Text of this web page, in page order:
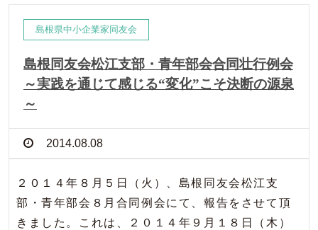
島根県中小企業家同友会
島根同友会松江支部・青年部会合同壮行例会
～実践を通じて感じる“変化”こそ決断の源泉
～
2014.08.08
２０１４年８月５日（火）、島根同友会松江支
部・青年部会８月合同例会にて、報告をさせて頂
きました。これは、２０１４年９月１８日（木）